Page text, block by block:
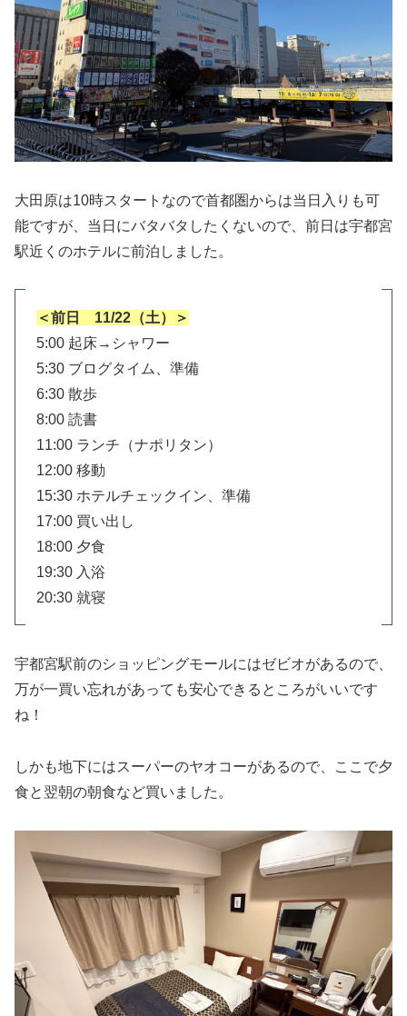
大田原は10時スタートなので首都圏からは当日入りも可
能ですが、当日にバタバタしたくないので、前日は宇都宮
駅近くのホテルに前泊しました。
＜前日 11/22（土）＞
5:00 起床→シャワー
5:30 ブログタイム、準備
6:30 散歩
8:00 読書
11:00 ランチ（ナポリタン）
12:00 移動
15:30 ホテルチェックイン、準備
17:00 買い出し
18:00 夕食
19:30 入浴
20:30 就寝
宇都宮駅前のショッピングモールにはゼビオがあるので、
万が一買い忘れがあっても安心できるところがいいです
ね！
しかも地下にはスーパーのヤオコーがあるので、ここで夕
食と翌朝の朝食など買いました。